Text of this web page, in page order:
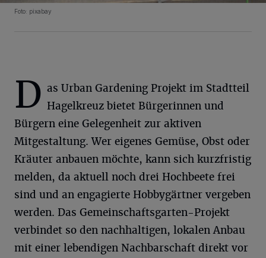
Foto: pixabay
D as Urban Gardening Projekt im Stadtteil
Hagelkreuz bietet Bürgerinnen und
Bürgern eine Gelegenheit zur aktiven
Mitgestaltung. Wer eigenes Gemüse, Obst oder
Kräuter anbauen möchte, kann sich kurzfristig
melden, da aktuell noch drei Hochbeete frei
sind und an engagierte Hobbygärtner vergeben
werden. Das Gemeinschaftsgarten-Projekt
verbindet so den nachhaltigen, lokalen Anbau
mit einer lebendigen Nachbarschaft direkt vor